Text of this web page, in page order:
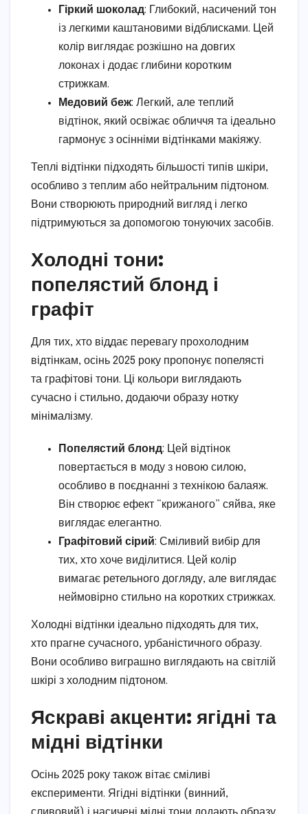
Гіркий шоколад: Глибокий, насичений тон
із легкими каштановими відблисками. Цей
колір виглядає розкішно на довгих
локонах і додає глибини коротким
стрижкам.
Медовий беж: Легкий, але теплий
відтінок, який освіжає обличчя та ідеально
гармонує з осінніми відтінками макіяжу.
Теплі відтінки підходять більшості типів шкіри,
особливо з теплим або нейтральним підтоном.
Вони створюють природний вигляд і легко
підтримуються за допомогою тонуючих засобів.
Холодні тони:
попелястий блонд і
графіт
Для тих, хто віддає перевагу прохолодним
відтінкам, осінь 2025 року пропонує попелясті
та графітові тони. Ці кольори виглядають
сучасно і стильно, додаючи образу нотку
мінімалізму.
Попелястий блонд: Цей відтінок
повертається в моду з новою силою,
особливо в поєднанні з технікою балаяж.
Він створює ефект “крижаного” сяйва, яке
виглядає елегантно.
Графітовий сірий: Сміливий вибір для
тих, хто хоче виділитися. Цей колір
вимагає ретельного догляду, але виглядає
неймовірно стильно на коротких стрижках.
Холодні відтінки ідеально підходять для тих,
хто прагне сучасного, урбаністичного образу.
Вони особливо виграшно виглядають на світлій
шкірі з холодним підтоном.
Яскраві акценти: ягідні та
мідні відтінки
Осінь 2025 року також вітає сміливі
експерименти. Ягідні відтінки (винний,